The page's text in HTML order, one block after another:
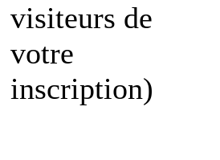
visiteurs de
votre
inscription)